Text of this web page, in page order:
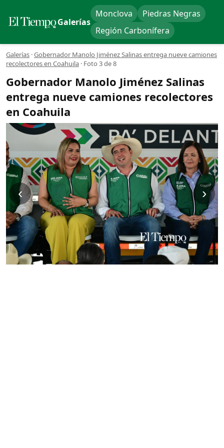
Galerías
Monclova
Piedras Negras
Región Carbonífera
Galerías ·Gobernador Manolo Jiménez Salinas entrega nueve camiones
recolectores en Coahuila · Foto 3 de 8
Gobernador Manolo Jiménez Salinas
entrega nueve camiones recolectores
en Coahuila
‹ ›